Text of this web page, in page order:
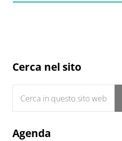
Sidebar
Cerca nel sito
Agenda